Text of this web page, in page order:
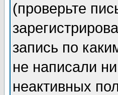
(проверьте
запись по
не написали
неактивных